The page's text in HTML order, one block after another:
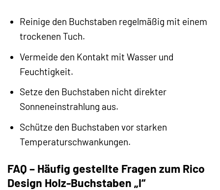
Reinige den Buchstaben regelmäßig mit einem
trockenen Tuch.
Vermeide den Kontakt mit Wasser und
Feuchtigkeit.
Setze den Buchstaben nicht direkter
Sonneneinstrahlung aus.
Schütze den Buchstaben vor starken
Temperaturschwankungen.
FAQ – Häufig gestellte Fragen zum Rico
Design Holz-Buchstaben „I“